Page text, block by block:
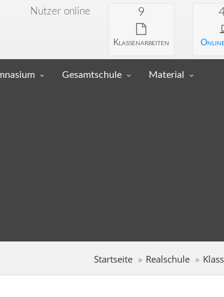
Nutzer online 9
Klassenarbeiten
Gesamtschule Material
Startseite Realschule